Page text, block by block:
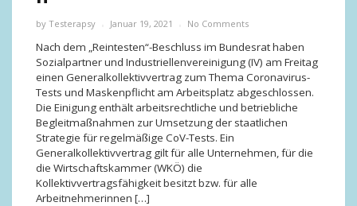
by Testerapsy Januar 19, 2021 No Comments
Nach dem „Reintesten“-Beschluss im Bundesrat haben
Sozialpartner und Industriellenvereinigung (IV) am Freitag
einen Generalkollektivvertrag zum Thema Coronavirus-
Tests und Maskenpflicht am Arbeitsplatz abgeschlossen.
Die Einigung enthält arbeitsrechtliche und betriebliche
Begleitmaßnahmen zur Umsetzung der staatlichen
Strategie für regelmäßige CoV-Tests. Ein
Generalkollektivvertrag gilt für alle Unternehmen, für die
die Wirtschaftskammer (WKÖ) die
Kollektivvertragsfähigkeit besitzt bzw. für alle
Arbeitnehmerinnen […]